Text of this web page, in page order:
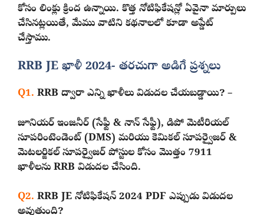
కోసం లింక్లు క్రింద ఉన్నాయి. కొత్త నోటిఫికేషన్లో ఏవైనా మార్పులు
చేసినట్లయితే, మేము వాటిని కథనాలలో కూడా అప్డేట్
చేస్తాము.
RRB JE ఖాళీ 2024- తరచుగా అడిగే ప్రశ్నలు
Q1. RRB ద్వారా ఎన్ని ఖాళీలు విడుదల చేయబడ్డాయి? –
జూనియర్ ఇంజనీర్ (సేఫ్టీ & నాన్ సేఫ్టీ), డిపో మెటీరియల్
సూపరింటెండెంట్ (DMS) మరియు కెమికల్ సూపర్వైజర్ &
మెటలర్జికల్ సూపర్వైజర్ పోస్టుల కోసం మొత్తం 7911
ఖాళీలను RRB విడుదల చేసింది.
Q2. RRB JE నోటిఫికేషన్ 2024 PDF ఎప్పుడు విడుదల
అవుతుంది?